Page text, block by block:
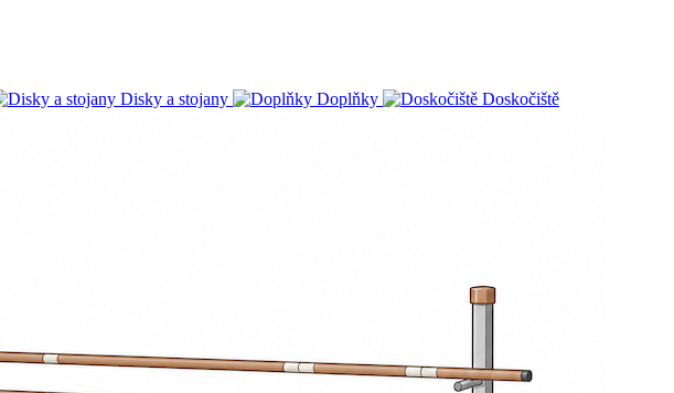
Disky a stojany Doplňky Doskočiště